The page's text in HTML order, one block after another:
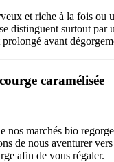
et riche à la fois ou
distinguent surtout
avant
caramélisée
nos marchés bio
de nous aventurer vers
afin de vous régaler.